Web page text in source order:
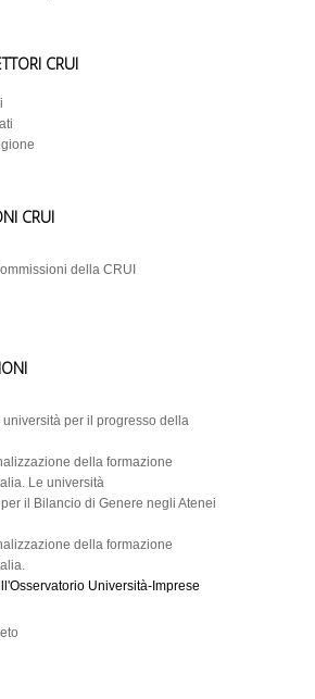
CRUI
CRUI
della CRUI
università per il progresso della
della formazione
Le università
il Bilancio di Genere negli Atenei
della formazione
Università-Imprese